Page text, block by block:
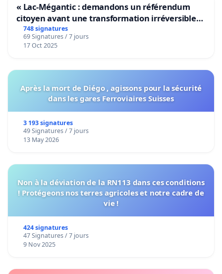
« Lac-Mégantic : demandons un référendum
citoyen avant une transformation irréversible
de notre territoire »
748 signatures
69 Signatures / 7 jours
17 Oct 2025
Après la mort de Diégo , agissons pour la sécurité
dans les gares Ferroviaires Suisses
3 193 signatures
49 Signatures / 7 jours
13 May 2026
Non à la déviation de la RN113 dans ces conditions
! Protégeons nos terres agricoles et notre cadre de
vie !
424 signatures
47 Signatures / 7 jours
9 Nov 2025